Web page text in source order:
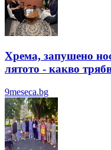
Хрема, запушено
лятотo - какво
9meseca.bg